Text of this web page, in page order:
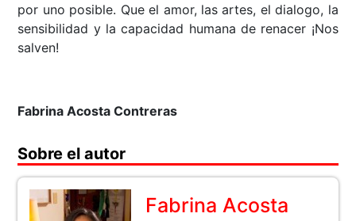
por uno posible. Que el amor, las artes, el dialogo, la
sensibilidad y la capacidad humana de renacer ¡Nos
salven!
Fabrina Acosta Contreras
Sobre el autor
Fabrina Acosta